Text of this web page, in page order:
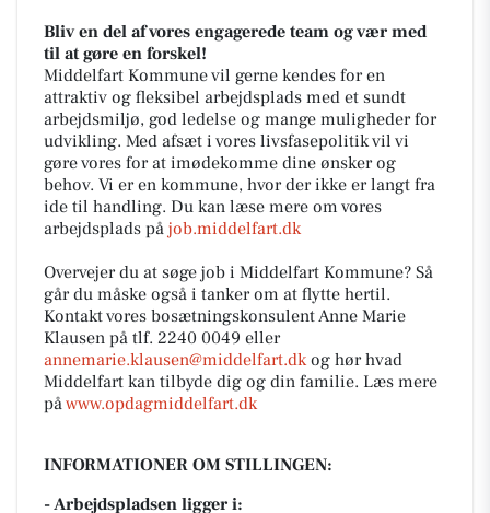
Bliv en del af vores engagerede team og vær med
til at gøre en forskel!
Middelfart Kommune vil gerne kendes for en
attraktiv og fleksibel arbejdsplads med et sundt
arbejdsmiljø, god ledelse og mange muligheder for
udvikling. Med afsæt i vores livsfasepolitik vil vi
gøre vores for at imødekomme dine ønsker og
behov. Vi er en kommune, hvor der ikke er langt fra
ide til handling. Du kan læse mere om vores
arbejdsplads på job.middelfart.dk
Overvejer du at søge job i Middelfart Kommune? Så
går du måske også i tanker om at flytte hertil.
Kontakt vores bosætningskonsulent Anne Marie
Klausen på tlf. 2240 0049 eller
annemarie.klausen@middelfart.dkog hør hvad
Middelfart kan tilbyde dig og din familie. Læs mere
påwww.opdagmiddelfart.dk
INFORMATIONER OM STILLINGEN:
- Arbejdspladsen ligger i: